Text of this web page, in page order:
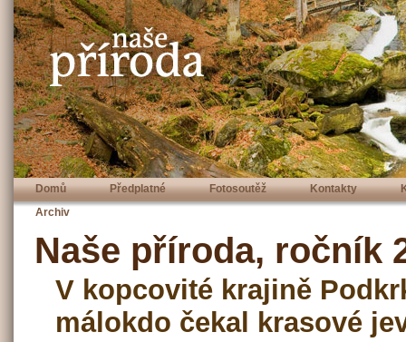
Domů Předplatné Fotosoutěž Kontakty
Archiv
Naše příroda, ročník
V kopcovité krajině
málokdo čekal krasové